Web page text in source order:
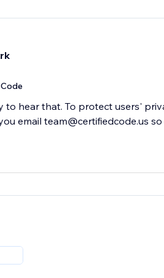
to hear that. To protect users'
email team@certifiedcode.us